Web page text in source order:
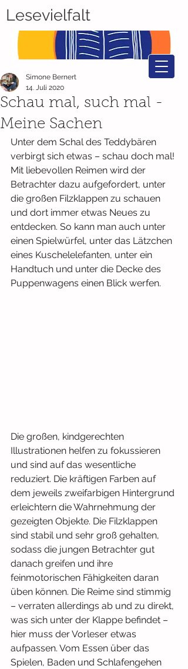
Lesevielfalt
Schau mal, such mal -
Meine Sachen
Simone Bernert
14. Juli 2020
Unter dem Schal des Teddybären
verbirgt sich etwas – schau doch mal!
Mit liebevollen Reimen wird der
Betrachter dazu aufgefordert, unter
die großen Filzklappen zu schauen
und dort immer etwas Neues zu
entdecken. So kann man auch unter
einen Spielwürfel, unter das Lätzchen
eines Kuschelelefanten, unter ein
Handtuch und unter die Decke des
Puppenwagens einen Blick werfen.
Die großen, kindgerechten
Illustrationen helfen zu fokussieren
und sind auf das wesentliche
reduziert. Die kräftigen Farben auf
dem jeweils zweifarbigen Hintergrund
erleichtern die Wahrnehmung der
gezeigten Objekte. Die Filzklappen
sind stabil und sehr groß gehalten,
sodass die jungen Betrachter gut
danach greifen und ihre
feinmotorischen Fähigkeiten daran
üben können. Die Reime sind stimmig
– verraten allerdings ab und zu direkt,
was sich unter der Klappe befindet –
hier muss der Vorleser etwas
aufpassen. Vom Essen über das
Spielen, Baden und Schlafengehen